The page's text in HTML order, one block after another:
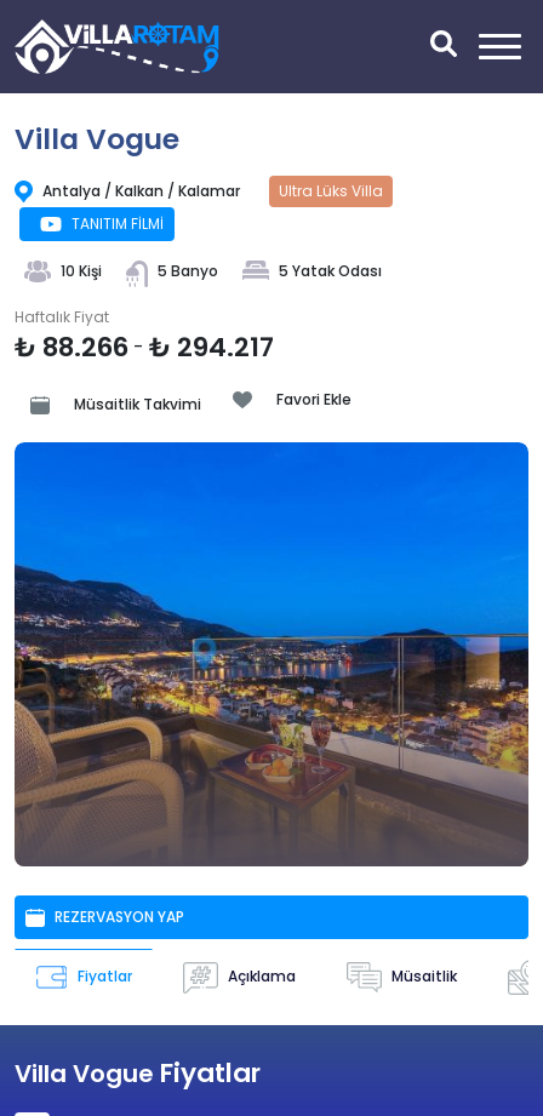
Villa Vogue
Antalya / Kalkan / Kalamar
Ultra Lüks Villa
TANITIM FİLMİ
10 Kişi 5 Banyo 5 Yatak Odası
Haftalık Fiyat
₺ 88.266 - ₺ 294.217
Müsaitlik Takvimi Favori Ekle
REZERVASYON YAP
Fiyatlar Açıklama Müsaitlik
Villa Vogue Fiyatlar